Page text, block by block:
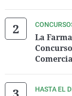
La
HASTA EL